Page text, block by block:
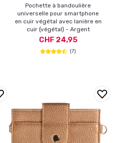
Pochette à bandoulière
universelle pour smartphone
en cuir végétal avec lanière en
cuir (végétal) - Argent
CHF 24,95
(7)